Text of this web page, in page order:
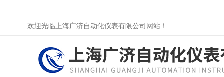
欢迎光临上海广济自动化仪表有限公司网站！